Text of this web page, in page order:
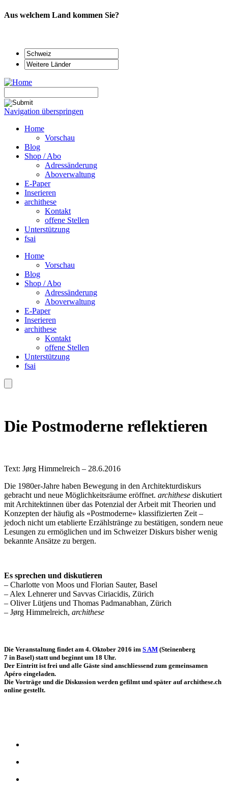
Aus welchem Land kommen Sie?
Navigation überspringen
Home
Vorschau
Blog
Shop / Abo
Adressänderung
Aboverwaltung
E-Paper
Inserieren
archithese
Kontakt
offene Stellen
Unterstützung
fsai
Home
Vorschau
Blog
Shop / Abo
Adressänderung
Aboverwaltung
E-Paper
Inserieren
archithese
Kontakt
offene Stellen
Unterstützung
fsai
Die Postmoderne reflektieren
Text: Jørg Himmelreich – 28.6.2016
Die 1980er-Jahre haben Bewegung in den Architekturdiskurs
gebracht und neue Möglichkeitsräume eröffnet. archithese diskutiert
mit Architektinnen über das Potenzial der Arbeit mit Theorien und
Konzepten der häufig als «Postmoderne» klassifizierten Zeit –
jedoch nicht um etablierte Erzählstränge zu bestätigen, sondern neue
Lesungen zu ermöglichen und im Schweizer Diskurs bisher wenig
bekannte Ansätze zu bergen.
Es sprechen und diskutieren
– Charlotte von Moos und Florian Sauter, Basel
– Alex Lehnerer und Savvas Ciriacidis, Zürich
– Oliver Lütjens und Thomas Padmanabhan, Zürich
– Jørg Himmelreich, archithese
Die Veranstaltung findet am 4. Oktober 2016 im S AM (Steinenberg
7 in Basel) statt und beginnt um 18 Uhr.
Der Eintritt ist frei und alle Gäste sind anschliessend zum gemeinsamen
Apéro eingeladen.
Die Vorträge und die Diskussion werden gefilmt und später auf archithese.ch
online gestellt.